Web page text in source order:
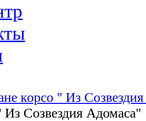
корсо " Из
Из Созвездия Адомаса"